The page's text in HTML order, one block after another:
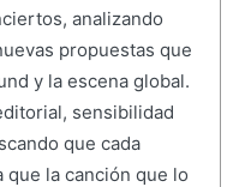
analizando
propuestas que
y la escena global.
sensibilidad
que cada
la canción que lo